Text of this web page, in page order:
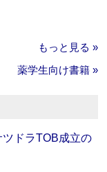
もっと見る »
薬学生向け書籍 »
ツドラTOB成立の